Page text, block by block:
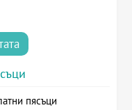
пясъци